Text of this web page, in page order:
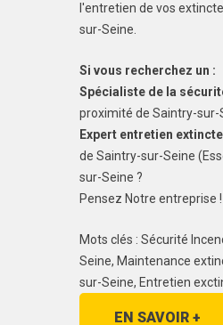
l'entretien de vos
sur-Seine.
Si vous recherchez un :
Spécialiste de la
proximité de Saintry-sur-
Expert entretien
de Saintry-sur-Seine
sur-Seine ?
Pensez Notre entreprise !
Mots clés : Sécurité
Seine, Maintenance
sur-Seine, Entretien
EN SAVOIR +